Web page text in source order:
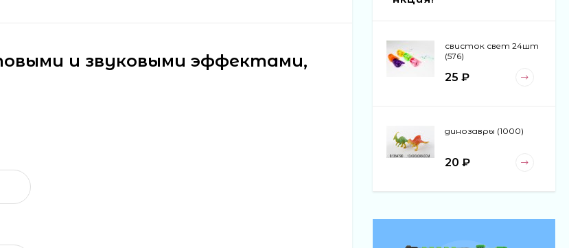
и звуковыми эффектами,
свисток свет 24шт
(576)
25 ₽
динозавры (1000)
20 ₽